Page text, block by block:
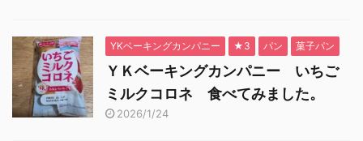
YKベーキングカンパニー ★3 パン 菓子パン
ＹＫベーキングカンパニー いちご
ミルクコロネ 食べてみました。
2026/1/24